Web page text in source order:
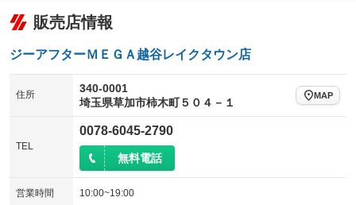
販売店情報
ジーアフターＭＥＧＡ越谷レイクタウン店
住所
340-0001
埼玉県草加市柿木町５０４－１
MAP
TEL
0078-6045-2790
無料電話
営業時間 10:00~19:00